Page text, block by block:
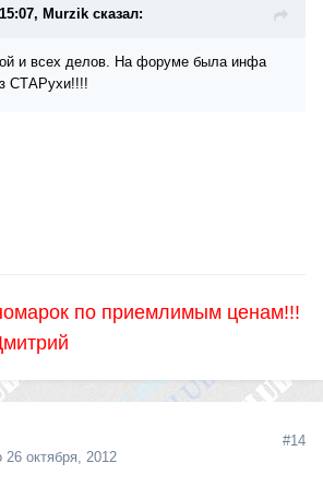
Murzik сказал:
и всех делов. На форуме была инфа
СТАРухи!!!!
по приемлимым ценам!!!
26 октября, 2012
#14